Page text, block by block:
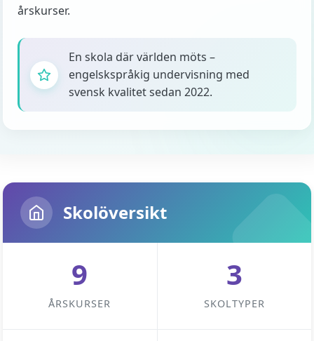
årskurser.
En skola där världen möts –
engelskspråkig undervisning med
svensk kvalitet sedan 2022.
Skolöversikt
9
ÅRSKURSER
3
SKOLTYPER